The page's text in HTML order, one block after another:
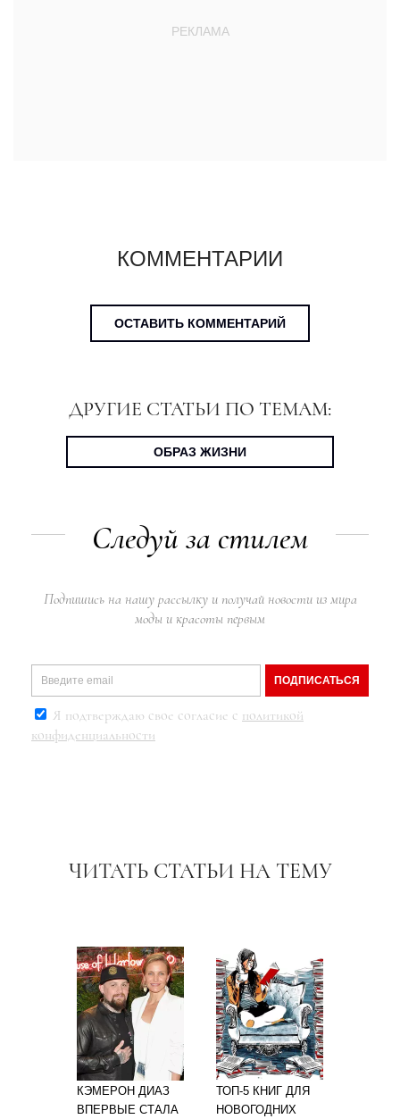
КОММЕНТАРИИ
ОСТАВИТЬ КОММЕНТАРИЙ
ДРУГИЕ СТАТЬИ ПО ТЕМАМ:
ОБРАЗ ЖИЗНИ
Следуй за стилем
Подпишись на нашу рассылку и получай новости из мира
моды и красоты первым
ПОДПИСАТЬСЯ
Я подтверждаю свое согласие с политикой
конфиденциальности
ЧИТАТЬ СТАТЬИ НА ТЕМУ
КЭМЕРОН ДИАЗ
ВПЕРВЫЕ СТАЛА
ТОП-5 КНИГ ДЛЯ
НОВОГОДНИХ